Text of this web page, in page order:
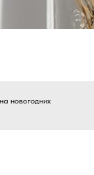
новогодних